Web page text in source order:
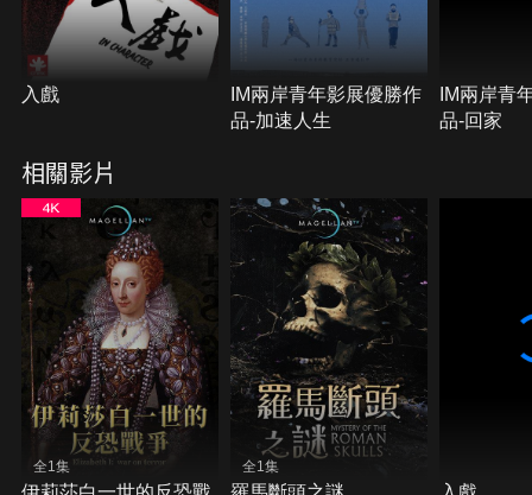
入戲
IM兩岸青年影展優勝作
品-加速人生
IM兩岸青
品-回家
相關影片
全1集 全1集